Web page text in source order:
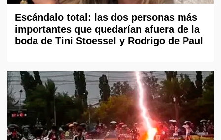
Escándalo total: las dos personas más
importantes que quedarían afuera de la
boda de Tini Stoessel y Rodrigo de Paul